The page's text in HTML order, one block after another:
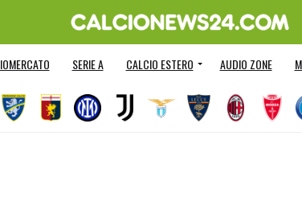
SERIE A CALCIO ESTERO AUDIO ZONE